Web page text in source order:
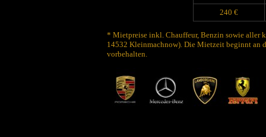
240 €
* Mietpreise inkl. Chauffeur, Benzin sowie aller
14532 Kleinmachnow). Die Mietzeit beginnt an
vorbehalten.